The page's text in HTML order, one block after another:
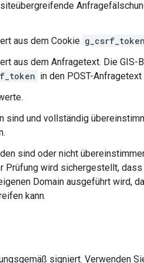
aus dem Cookie
aus dem Anfragetext. Die
in den POST-Anfragetext
sind und vollständig
sind oder nicht
Prüfung wird sichergestellt,
Domain ausgeführt wird,
kann.
signiert. Verwenden